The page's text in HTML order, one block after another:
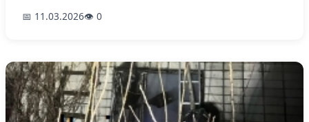
📅 11.03.2026👁 0